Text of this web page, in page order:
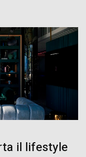
il lifestyle